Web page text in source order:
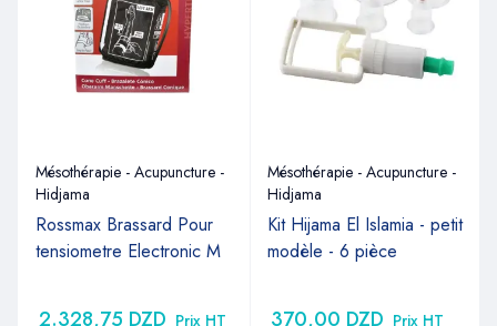
Mésothérapie - Acupuncture -
Hidjama
Rossmax Brassard Pour
tensiometre Electronic M
2.328,75 DZD Prix HT
Mésothérapie - Acupuncture -
Hidjama
Kit Hijama El Islamia - petit
modèle - 6 pièce
370,00 DZD Prix HT